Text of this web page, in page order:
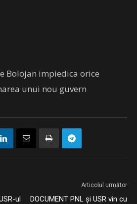
Bolojan impiedica orice
unui nou guvern
ul
Articolul următor
DOCUMENT PNL și USR vin cu